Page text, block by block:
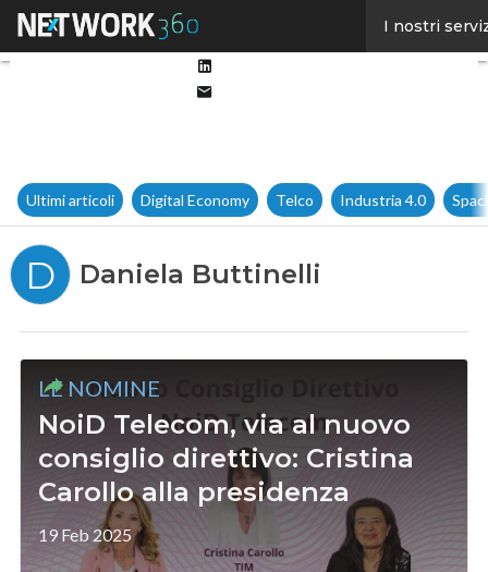
I nostri
Ultimi articoli Digital Economy Telco Industria 4.0
D Daniela Buttinelli
LE NOMINE
NoiD Telecom, via al nuovo
consiglio direttivo: Cristina
Carollo alla presidenza
19 Feb 2025